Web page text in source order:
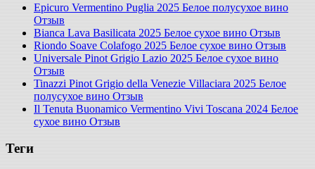
Epicuro Vermentino Puglia 2025 Белое полусухое вино
Отзыв
Bianca Lava Basilicata 2025 Белое сухое вино Отзыв
Riondo Soave Colafogo 2025 Белое сухое вино Отзыв
Universale Pinot Grigio Lazio 2025 Белое сухое вино
Отзыв
Tinazzi Pinot Grigio della Venezie Villaciara 2025 Белое
полусухое вино Отзыв
Il Tenuta Buonamico Vermentino Vivi Toscana 2024 Белое
сухое вино Отзыв
Теги